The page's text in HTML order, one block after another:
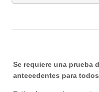
Se requiere una prueba
antecedentes para